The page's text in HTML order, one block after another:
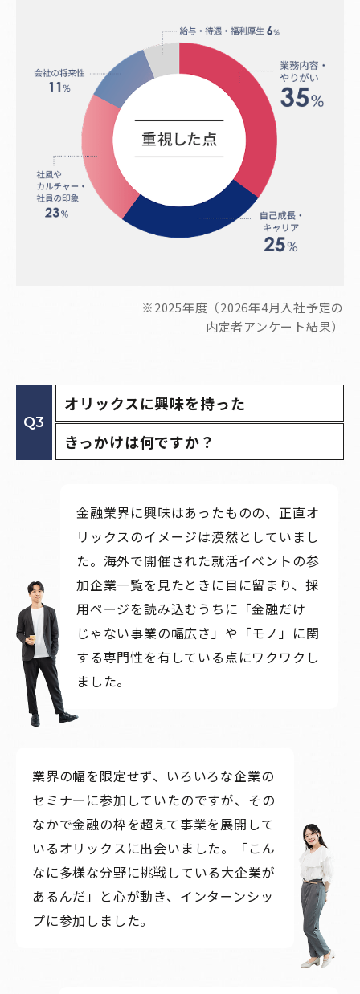
※2025年度（2026年4月入社予定の
内定者アンケート結果）
Q3
オリックスに興味を持った
きっかけは何ですか？
金融業界に興味はあったものの、正直オ
リックスのイメージは漠然としていまし
た。海外で開催された就活イベントの参
加企業一覧を見たときに目に留まり、採
用ページを読み込むうちに「金融だけ
じゃない事業の幅広さ」や「モノ」に関
する専門性を有している点にワクワクし
ました。
業界の幅を限定せず、いろいろな企業の
セミナーに参加していたのですが、その
なかで金融の枠を超えて事業を展開して
いるオリックスに出会いました。「こん
なに多様な分野に挑戦している大企業が
あるんだ」と心が動き、インターンシッ
プに参加しました。